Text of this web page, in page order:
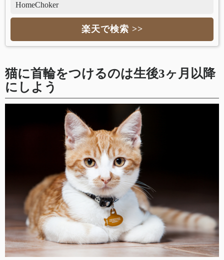
HomeChoker
楽天で検索 >>
猫に首輪をつけるのは生後3ヶ月以降
にしよう